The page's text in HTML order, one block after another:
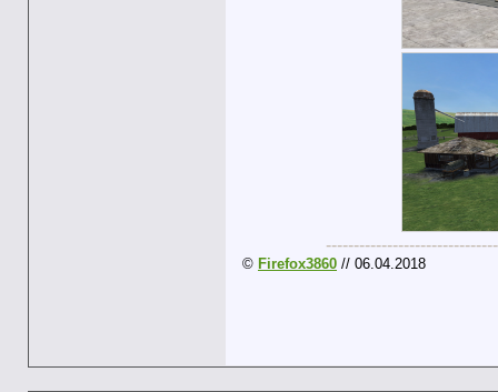
© Firefox3860 // 06.04.2018